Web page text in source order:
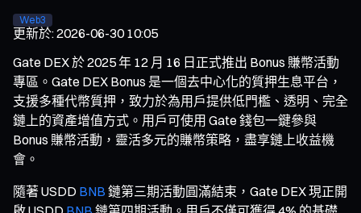
Web3
更新於:2026-06-30 10:05
Gate DEX 於 2025 年 12 月 16 日正式推出 Bonus 賺幣活動
專區。Gate DEX Bonus 是一個去中心化的質押生息平台，
支援多種代幣質押，致力於為用戶提供低門檻、透明、完全
鏈上的資產增值方式。用戶可使用 Gate 錢包一鍵參與
Bonus 賺幣活動，靈活多元的賺幣策略，盡享鏈上收益機
會。
隨著 USDD BNB 鏈第三期活動圓滿結束，Gate DEX 現正開